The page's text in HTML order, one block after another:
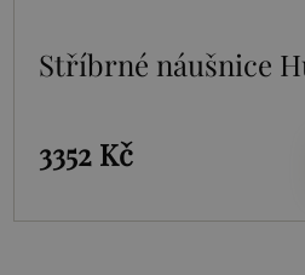
Stříbrné náušnice
3352 Kč